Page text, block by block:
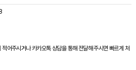
어주시거나 카카오톡 상담을 통해 전달해 주시면 빠르게 처